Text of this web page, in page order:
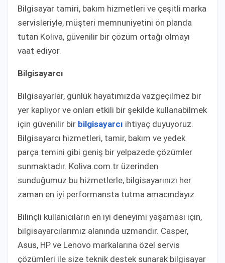
Bilgisayar tamiri, bakım hizmetleri ve çeşitli marka
servisleriyle, müşteri memnuniyetini ön planda
tutan Koliva, güvenilir bir çözüm ortağı olmayı
vaat ediyor.
Bilgisayarcı
Bilgisayarlar, günlük hayatımızda vazgeçilmez bir
yer kaplıyor ve onları etkili bir şekilde kullanabilmek
için güvenilir bir bilgisayarcı ihtiyaç duyuyoruz.
Bilgisayarcı hizmetleri, tamir, bakım ve yedek
parça temini gibi geniş bir yelpazede çözümler
sunmaktadır. Koliva.com.tr üzerinden
sunduğumuz bu hizmetlerle, bilgisayarınızı her
zaman en iyi performansta tutma amacındayız.
Bilinçli kullanıcıların en iyi deneyimi yaşaması için,
bilgisayarcılarımız alanında uzmandır. Casper,
Asus, HP ve Lenovo markalarına özel servis
çözümleri ile size teknik destek sunarak bilgisayar